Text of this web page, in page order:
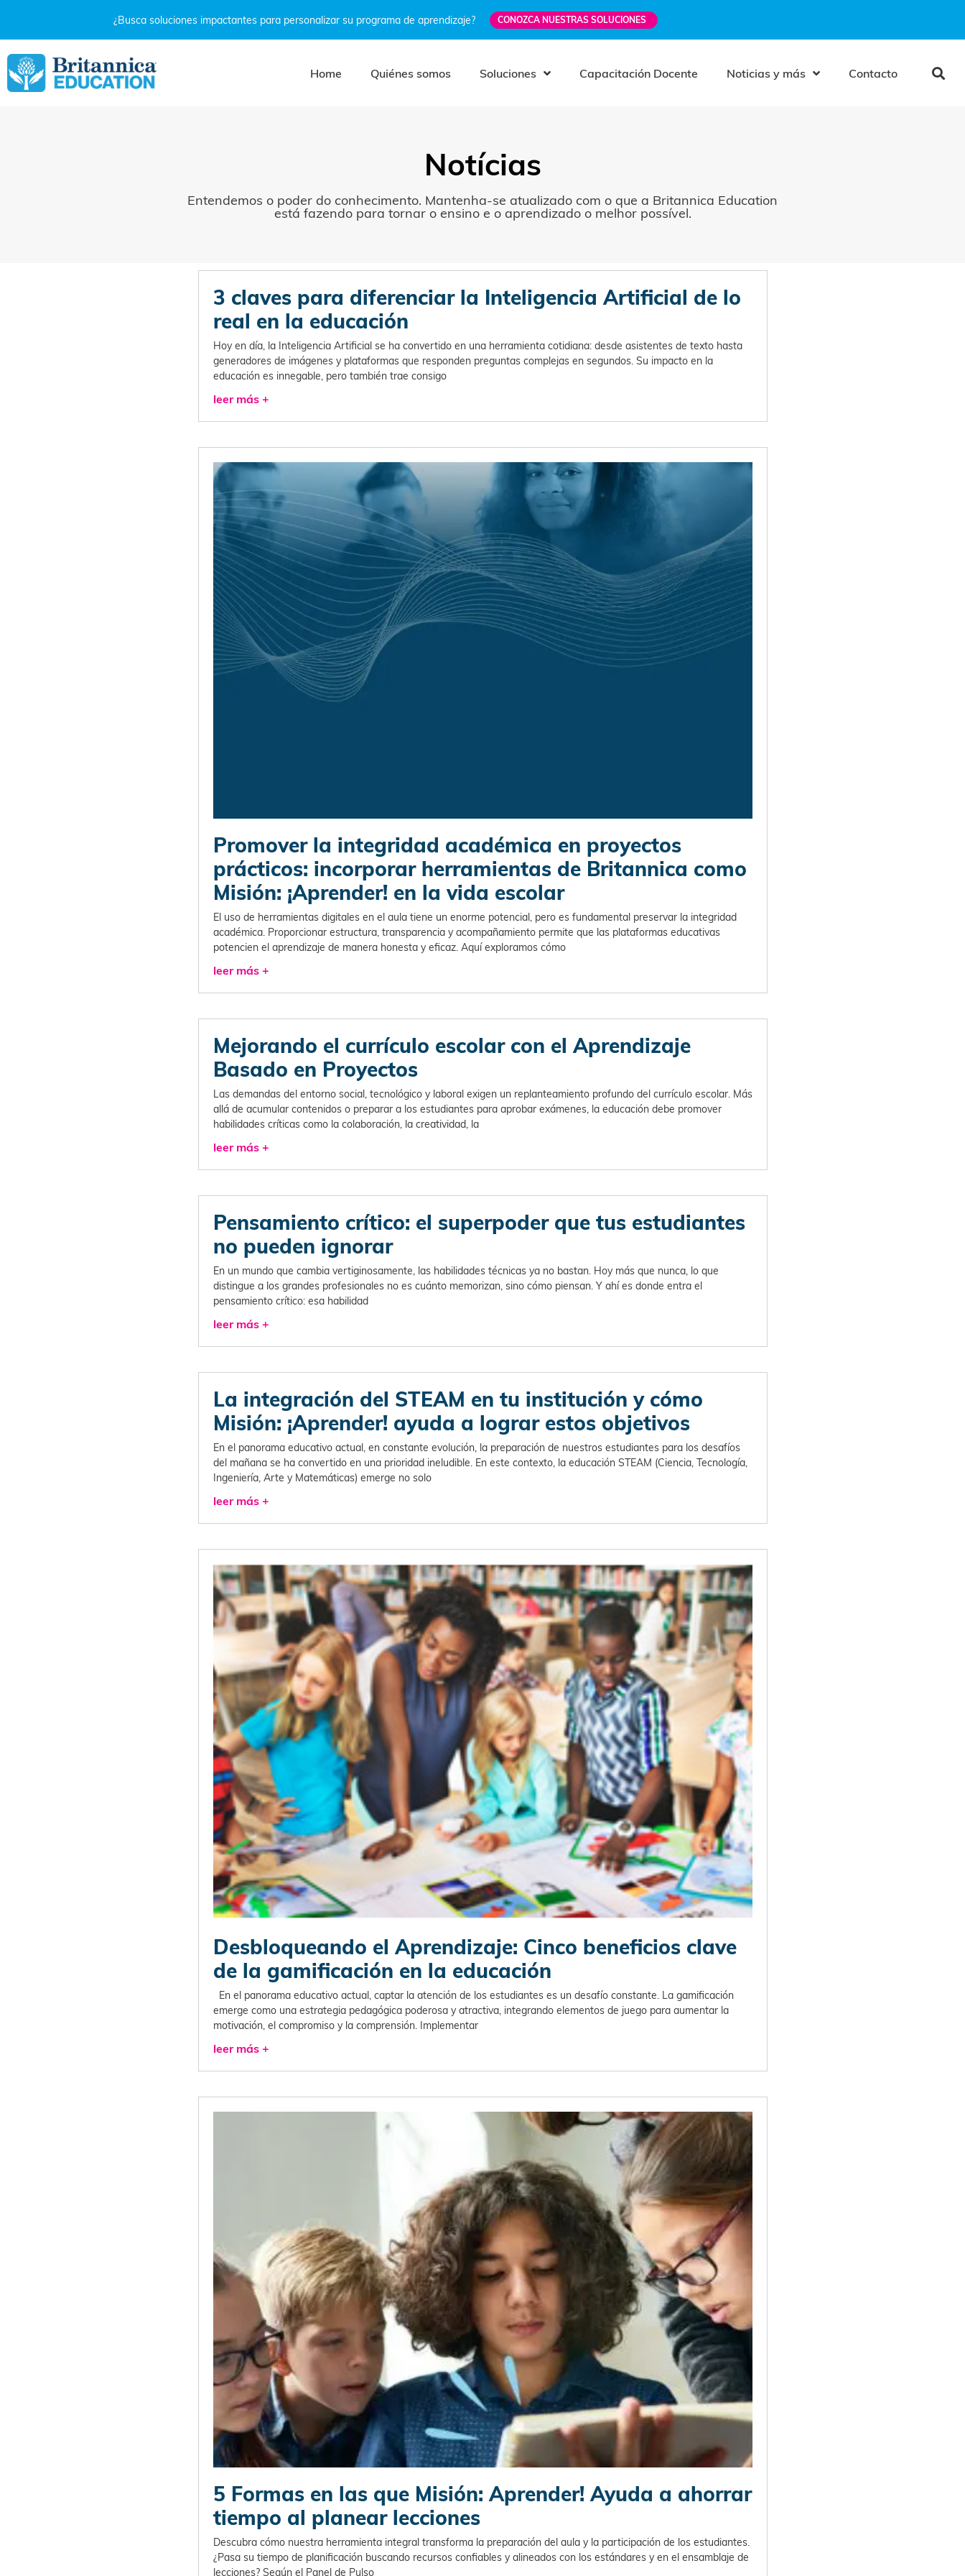
¿Busca soluciones impactantes para personalizar su programa de aprendizaje? CONOZCA NUESTRAS SOLUCIONES
Home Quiénes somos Soluciones Capacitación Docente Noticias y más Contacto
Notícias
Entendemos o poder do conhecimento. Mantenha-se atualizado com o que a Britannica Education
está fazendo para tornar o ensino e o aprendizado o melhor possível.
3 claves para diferenciar la Inteligencia Artificial de lo
real en la educación
Hoy en día, la Inteligencia Artificial se ha convertido en una herramienta cotidiana: desde asistentes de texto hasta
generadores de imágenes y plataformas que responden preguntas complejas en segundos. Su impacto en la
educación es innegable, pero también trae consigo
leer más +
Promover la integridad académica en proyectos
prácticos: incorporar herramientas de Britannica como
Misión: ¡Aprender! en la vida escolar
El uso de herramientas digitales en el aula tiene un enorme potencial, pero es fundamental preservar la integridad
académica. Proporcionar estructura, transparencia y acompañamiento permite que las plataformas educativas
potencien el aprendizaje de manera honesta y eficaz. Aquí exploramos cómo
leer más +
Mejorando el currículo escolar con el Aprendizaje
Basado en Proyectos
Las demandas del entorno social, tecnológico y laboral exigen un replanteamiento profundo del currículo escolar. Más
allá de acumular contenidos o preparar a los estudiantes para aprobar exámenes, la educación debe promover
habilidades críticas como la colaboración, la creatividad, la
leer más +
Pensamiento crítico: el superpoder que tus estudiantes
no pueden ignorar
En un mundo que cambia vertiginosamente, las habilidades técnicas ya no bastan. Hoy más que nunca, lo que
distingue a los grandes profesionales no es cuánto memorizan, sino cómo piensan. Y ahí es donde entra el
pensamiento crítico: esa habilidad
leer más +
La integración del STEAM en tu institución y cómo
Misión: ¡Aprender! ayuda a lograr estos objetivos
En el panorama educativo actual, en constante evolución, la preparación de nuestros estudiantes para los desafíos
del mañana se ha convertido en una prioridad ineludible. En este contexto, la educación STEAM (Ciencia, Tecnología,
Ingeniería, Arte y Matemáticas) emerge no solo
leer más +
Desbloqueando el Aprendizaje: Cinco beneficios clave
de la gamificación en la educación
En el panorama educativo actual, captar la atención de los estudiantes es un desafío constante. La gamificación
emerge como una estrategia pedagógica poderosa y atractiva, integrando elementos de juego para aumentar la
motivación, el compromiso y la comprensión. Implementar
leer más +
5 Formas en las que Misión: Aprender! Ayuda a ahorrar
tiempo al planear lecciones
Descubra cómo nuestra herramienta integral transforma la preparación del aula y la participación de los estudiantes.
¿Pasa su tiempo de planificación buscando recursos confiables y alineados con los estándares y en el ensamblaje de
lecciones? Según el Panel de Pulso